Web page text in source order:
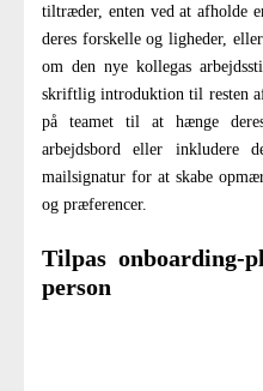
tiltræder, enten ved at afholde
deres forskelle og ligheder,
om den nye kollegas
skriftlig introduktion til resten
på teamet til at hænge
arbejdsbord eller inkludere
mailsignatur for at skabe
og præferencer.
Tilpas onboarding-
person